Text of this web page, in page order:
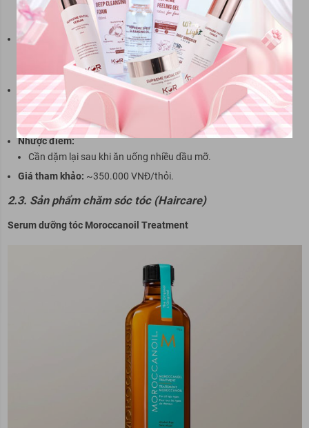
Son môi 3CE Velvet Lip Tint
Công dụng:
Tạo màu sắc rực rỡ và bám lâu trên môi.
Chất son mịn, dễ tán và không làm khô môi.
Ưu điểm:
Bảng màu đa dạng, từ nude nhẹ nhàng đến đỏ đậm cá tính.
Thích hợp cho cả phong cách hàng ngày và dự tiệc.
Nhược điểm:
Cần dặm lại sau khi ăn uống nhiều dầu mỡ.
Giá tham khảo: ~350.000 VNĐ/thỏi.
2.3. Sản phẩm chăm sóc tóc (Haircare)
Serum dưỡng tóc Moroccanoil Treatment